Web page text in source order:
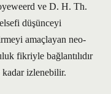
ve D. H. Th.
düşünceyi
amaçlayan neo-
fikriyle bağlantılıdır
kadar izlenebilir.